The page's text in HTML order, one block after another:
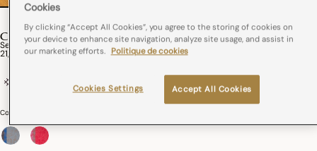
COTTAGE
Set De Table Enduit Cottage Coton
21,00 €
Couleurs :
Cookies
By clicking “Accept All Cookies”, you agree to the storing of cookies on
your device to enhance site navigation, analyze site usage, and assist in
our marketing efforts. Politique de cookies
Accept All Cookies
Cookies Settings